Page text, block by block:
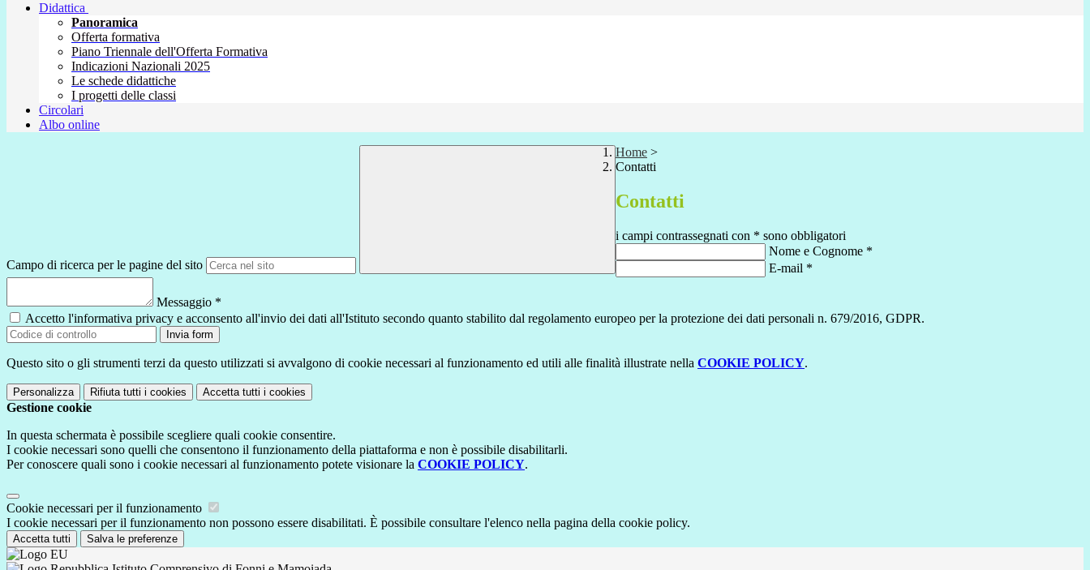
Didattica
Panoramica
Offerta formativa
Piano Triennale dell'Offerta Formativa
Indicazioni Nazionali 2025
Le schede didattiche
I progetti delle classi
Circolari
Albo online
Campo di ricerca per le pagine del sito
Home >
Contatti
Contatti
i campi contrassegnati con * sono obbligatori
Nome e Cognome *
E-mail *
Messaggio *
Accetto l'informativa privacy e acconsento all'invio dei dati all'Istituto secondo quanto stabilito dal regolamento europeo per la protezione dei dati personali n. 679/2016, GDPR.
Invia form
Questo sito o gli strumenti terzi da questo utilizzati si avvalgono di cookie necessari al funzionamento ed utili alle finalità illustrate nella COOKIE POLICY.
Personalizza Rifiuta tutti i cookies Accetta tutti i cookies
Gestione cookie
In questa schermata è possibile scegliere quali cookie consentire.
I cookie necessari sono quelli che consentono il funzionamento della piattaforma e non è possibile disabilitarli.
Per conoscere quali sono i cookie necessari al funzionamento potete visionare la COOKIE POLICY.
Cookie necessari per il funzionamento
I cookie necessari per il funzionamento non possono essere disabilitati. È possibile consultare l'elenco nella pagina della cookie policy.
Accetta tutti Salva le preferenze